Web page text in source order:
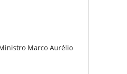
Ministro Marco Aurélio